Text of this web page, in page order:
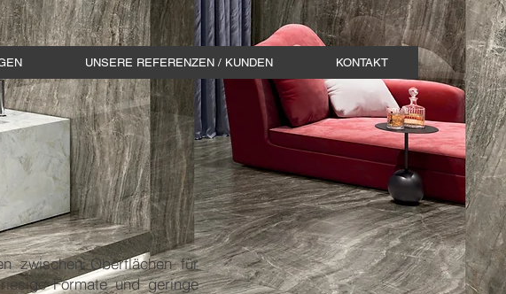
UNSERE REFERENZEN / KUNDEN KONTAKT
zwischen Oberflächen für
Formate und geringe